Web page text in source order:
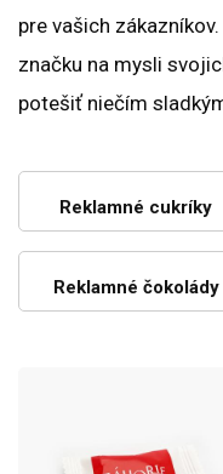
pre vašich
značku na mysli
potešiť niečím
Reklamné cukríky
Reklamné čokolády